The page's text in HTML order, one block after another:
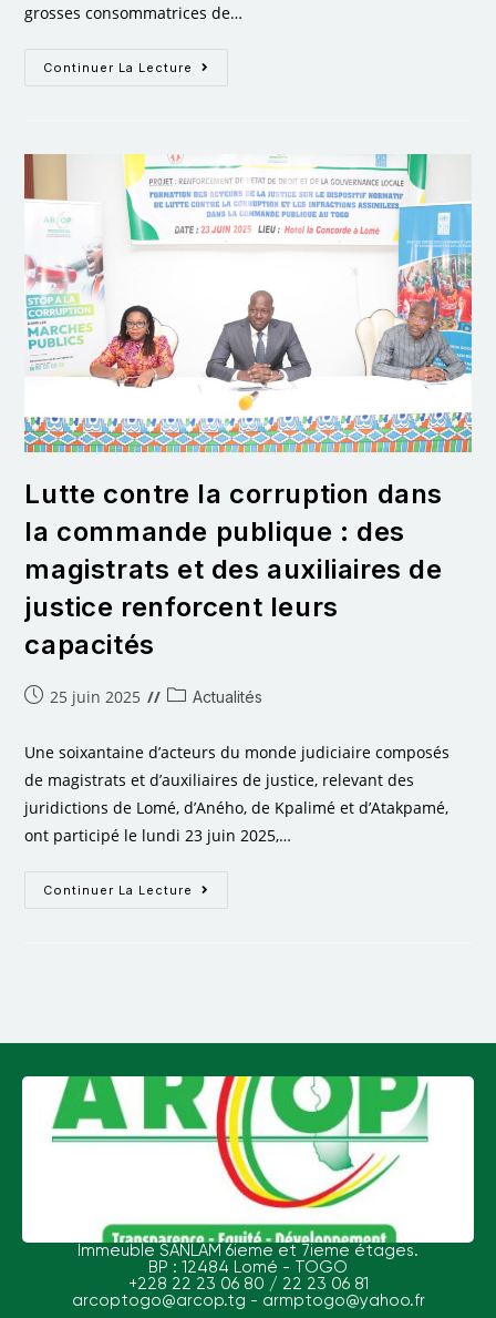
grosses consommatrices de…
Continuer La Lecture
Lutte contre la corruption dans
la commande publique : des
magistrats et des auxiliaires de
justice renforcent leurs
capacités
25 juin 2025 Actualités
Une soixantaine d’acteurs du monde judiciaire composés
de magistrats et d’auxiliaires de justice, relevant des
juridictions de Lomé, d’Aného, de Kpalimé et d’Atakpamé,
ont participé le lundi 23 juin 2025,…
Continuer La Lecture
Immeuble SANLAM 6ieme et 7ieme étages.
BP : 12484 Lomé - TOGO
+228 22 23 06 80 / 22 23 06 81
arcoptogo@arcop.tg - armptogo@yahoo.fr